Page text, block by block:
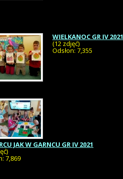
WIELKANOC GR IV 2021
(12 zdjęć)
Odsłon: 7,355
JAK W GARNCU GR IV 2021
7,869